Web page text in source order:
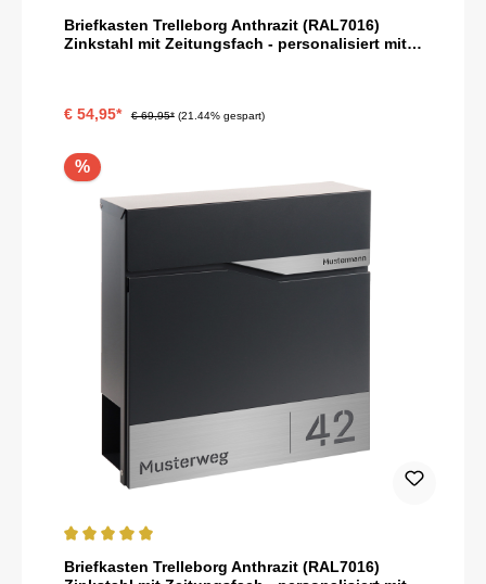
Durchschnittliche Bewertung von 4.5 von 5 Sternen
Briefkasten Trelleborg Anthrazit (RAL7016)
Zinkstahl mit Zeitungsfach - personalisiert mit
€ 54,95* € 69,95* (21.44% gespart)
%
Durchschnittliche Bewertung von 5 von 5 Sternen
Briefkasten Trelleborg Anthrazit (RAL7016)